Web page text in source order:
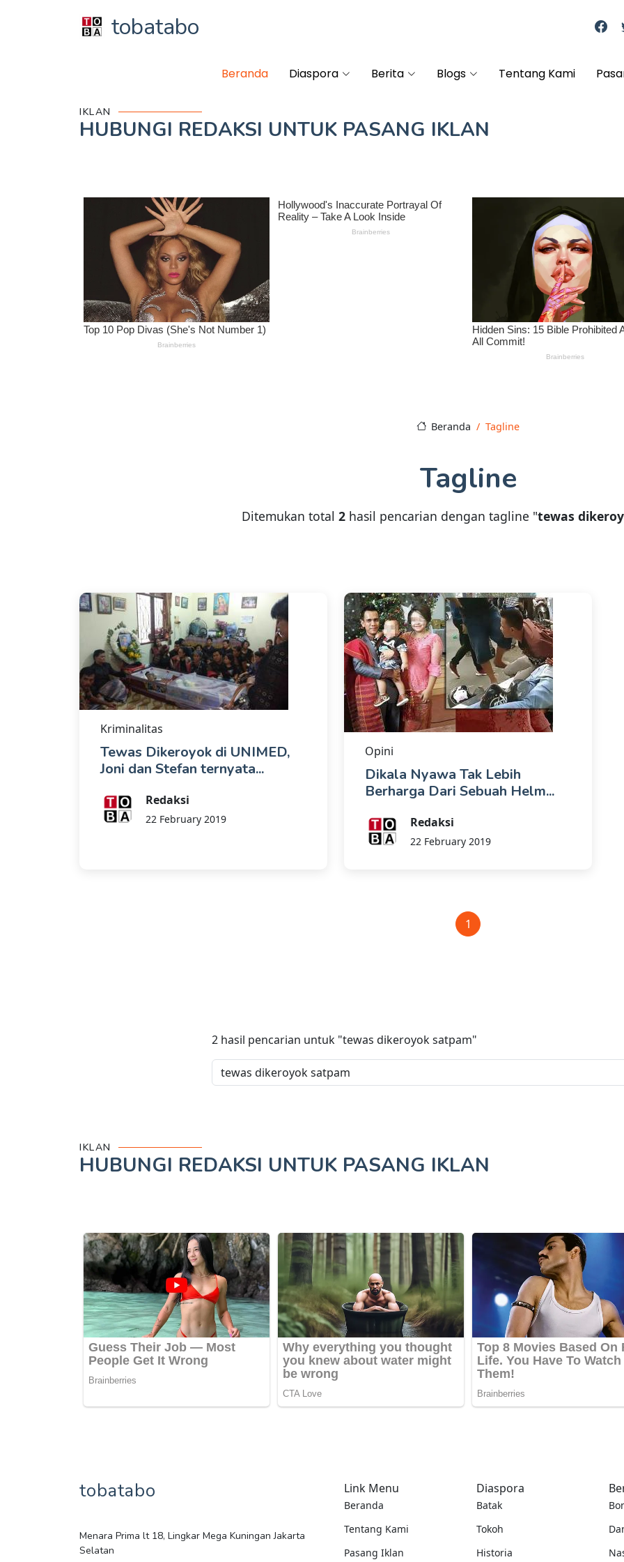
tobatabo
Beranda Diaspora Berita Blogs Tentang Kami
IKLAN
HUBUNGI REDAKSI UNTUK PASANG IKLAN
Beranda Tagline
Tagline
Ditemukan total 2 hasil pencarian dengan tagline "tewas
Kriminalitas
Tewas Dikeroyok di UNIMED,
Joni dan Stefan ternyata...
Redaksi
22 February 2019
Opini
Dikala Nyawa Tak Lebih
Berharga Dari Sebuah Helm...
Redaksi
22 February 2019
1
2 hasil pencarian untuk "tewas dikeroyok satpam"
IKLAN
HUBUNGI REDAKSI UNTUK PASANG IKLAN
tobatabo
Menara Prima lt 18, Lingkar Mega Kuningan Jakarta
Selatan
Link Menu
Beranda
Tentang Kami
Pasang Iklan
Diaspora
Batak
Tokoh
Historia